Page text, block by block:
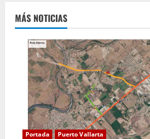
MÁS NOTICIAS
Portada Puerto Vallarta